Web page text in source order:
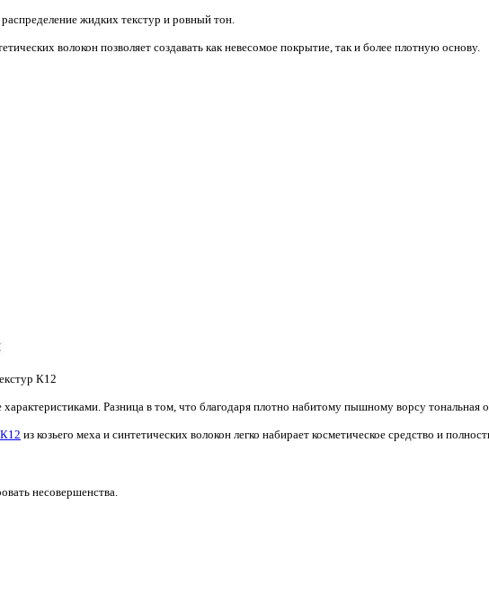
жидких текстур и ровный тон.
волокон позволяет создавать как невесомое покрытие, так и более плотную основу.
К12
характеристиками. Разница в том, что благодаря плотно набитому пышному ворсу тональная
из козьего меха и синтетических волокон легко набирает косметическое средство и
несовершенства.